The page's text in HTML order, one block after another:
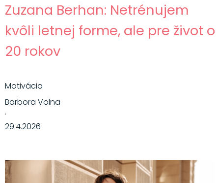
Zuzana Berhan: Netrénujem
kvôli letnej forme, ale pre život o
20 rokov
Motivácia
Barbora Volna
·
29.4.2026